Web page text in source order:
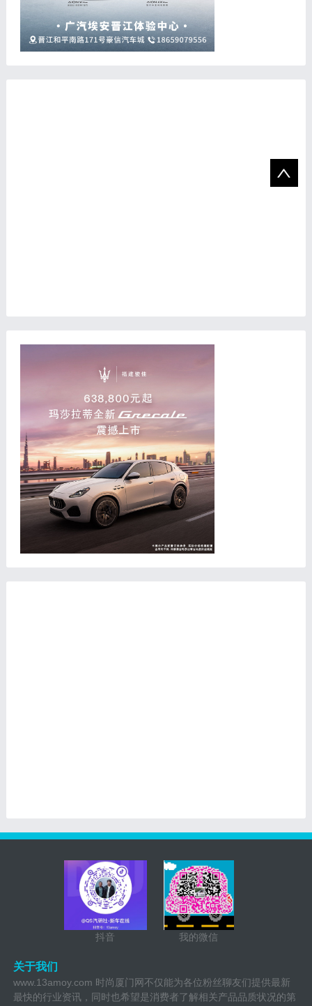
抖音 我的微信
关于我们
www.13amoy.com 时尚厦门网不仅能为各位粉丝聊友们提供最新
最快的行业资讯，同时也希望是消费者了解相关产品品质状况的第